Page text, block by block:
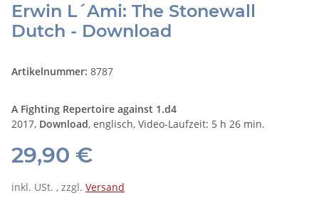
Erwin L´Ami: The Stonewall
Dutch - Download
Artikelnummer: 8787
A Fighting Repertoire against 1.d4
2017, Download, englisch, Video-Laufzeit: 5 h 26 min.
29,90 €
inkl. USt. , zzgl. Versand